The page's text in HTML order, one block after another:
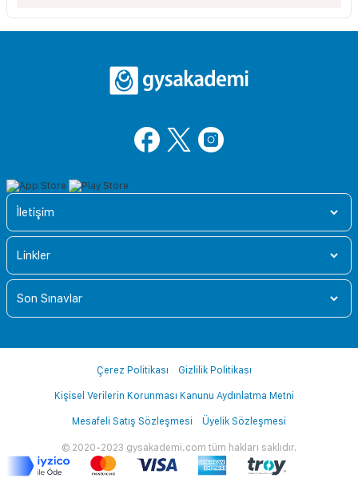
İletişim
Linkler
Son Sınavlar
© 2020-2023 gysakademi.com tüm hakları saklıdır.
Çerez Politikası Gizlilik Politikası
Kişisel Verilerin Korunması Kanunu Aydınlatma Metni
Mesafeli Satış Sözleşmesi Üyelik Sözleşmesi